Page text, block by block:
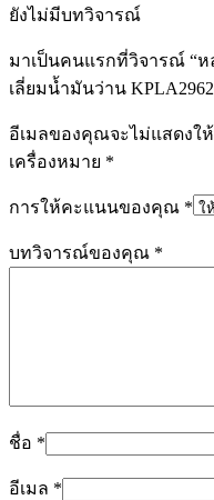
ยังไม่มีบทวิจารณ์
มาเป็นคนแรกที่วิจารณ์ “ห
เลี่ยมน้ำมันว่าน
อีเมลของคุณจะไม่แสดงใ
เครื่องหมาย *
การให้คะแนนของคุณ *
บทวิจารณ์ของคุณ *
ชื่อ *
อีเมล *